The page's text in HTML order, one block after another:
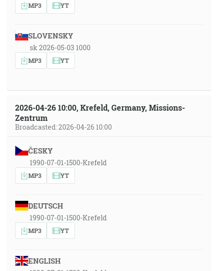
MP3 YT
SLOVENSKY
sk 2026-05-03 1000
MP3 YT
2026-04-26 10:00, Krefeld, Germany, Missions-
Zentrum
Broadcasted: 2026-04-26 10:00
ČESKY
1990-07-01-1500-Krefeld
MP3 YT
DEUTSCH
1990-07-01-1500-Krefeld
MP3 YT
ENGLISH